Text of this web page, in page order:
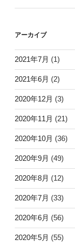
アーカイブ
2021年7月 (1)
2021年6月 (2)
2020年12月 (3)
2020年11月 (21)
2020年10月 (36)
2020年9月 (49)
2020年8月 (12)
2020年7月 (33)
2020年6月 (56)
2020年5月 (55)